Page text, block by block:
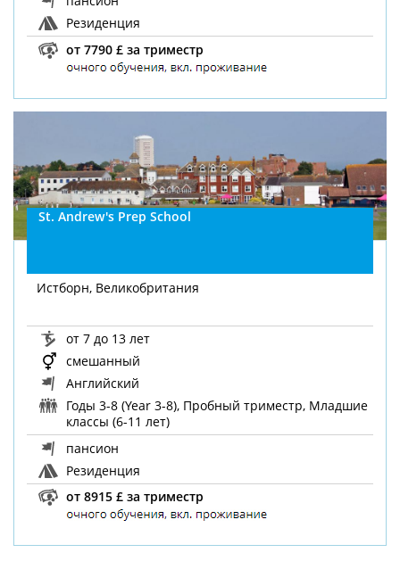
Резиденция
от 7790 £ за триместр
St. Andrew's Prep School
Истборн, Великобритания
от 7 до 13 лет
смешанный
Английский
Годы 3-8 (Year 3-8), Пробный триместр, Младшие
классы (6-11 лет)
пансион
Резиденция
от 8915 £ за триместр